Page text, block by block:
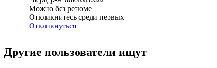
Можно без резюме
Откликнитесь среди первых
Откликнуться
Другие пользователи ищут